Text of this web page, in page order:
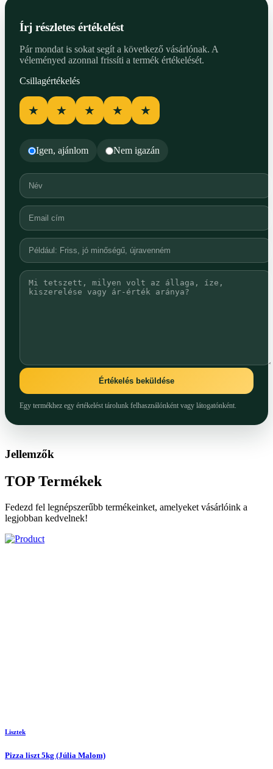
Írj részletes értékelést
Pár mondat is sokat segít a következő vásárlónak. A
véleményed azonnal frissíti a termék értékelését.
Csillagértékelés
★ ★ ★ ★ ★
Igen, ajánlom Nem igazán
Értékelés beküldése
Egy termékhez egy értékelést tárolunk felhasználónként vagy látogatónként.
Jellemzők
TOP Termékek
Fedezd fel legnépszerűbb termékeinket, amelyeket vásárlóink a
legjobban kedvelnek!
Lisztek
Pizza liszt 5kg (Júlia Malom)